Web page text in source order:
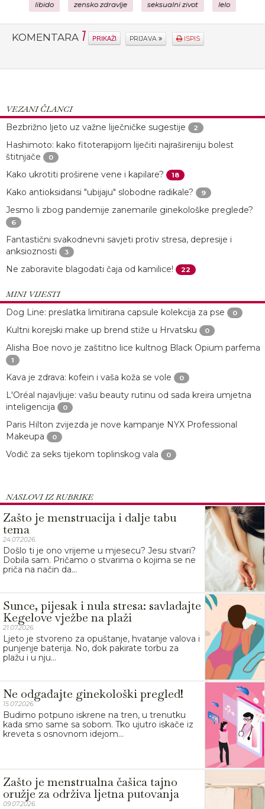
libido zensko zdravlje seksualni zivot lelo
KOMENTARA 1 PRIKAŽI PRIJAVA ISPIS
VEZANI ČLANCI
Bezbrižno ljeto uz važne liječničke sugestije
2
Hashimoto: kako fitoterapijom liječiti najrašireniju bolest
štitnjače
0
Kako ukrotiti proširene vene i kapilare? 18
Kako antioksidansi "ubijaju" slobodne radikale? 9
Jesmo li zbog pandemije zanemarile ginekološke preglede?
6
Fantastični svakodnevni savjeti protiv stresa, depresije i
anksioznosti
3
Ne zaboravite blagodati čaja od kamilice! 22
MINI VIJESTI
Dog Line: preslatka limitirana capsule kolekcija za pse
0
Kultni korejski make up brend stiže u Hrvatsku 0
Alisha Boe novo je zaštitno lice kultnog Black Opium parfema
1
Kava je zdrava: kofein i vaša koža se vole 0
L'Oréal najavljuje: vašu beauty rutinu od sada kreira umjetna
inteligencija
0
Paris Hilton zvijezda je nove kampanje NYX Professional
Makeupa
0
Vodič za seks tijekom toplinskog vala 0
NASLOVI IZ RUBRIKE
Zašto je menstruacija i dalje tabu
tema
24.07.2026.
Došlo ti je ono vrijeme u mjesecu? Jesu stvari?
Dobila sam. Pričamo o stvarima o kojima se ne
priča na način da...
Sunce, pijesak i nula stresa: savladajte
Kegelove vježbe na plaži
21.07.2026.
Ljeto je stvoreno za opuštanje, hvatanje valova i
punjenje baterija. No, dok pakirate torbu za
plažu i u nju...
Ne odgađajte ginekološki pregled!
15.07.2026.
Budimo potpuno iskrene na tren, u trenutku
kada smo same sa sobom. Tko ujutro iskače iz
kreveta s osnovnom idejom...
Zašto je menstrualna čašica tajno
oružje za održiva ljetna putovanja
09.07.2026.